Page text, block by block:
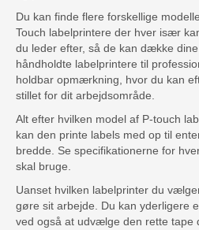
Du kan finde flere forskellige
Touch labelprintere der hver især
du leder efter, så de kan dække
håndholdte labelprintere til
holdbar opmærkning, hvor du kan
stillet for dit arbejdsområde.
Alt efter hvilken model af P-touch
kan den printe labels med op til
bredde. Se specifikationerne for
skal bruge.
Uanset hvilken labelprinter du
gøre sit arbejde. Du kan yderligere
ved også at udvælge den rette tape